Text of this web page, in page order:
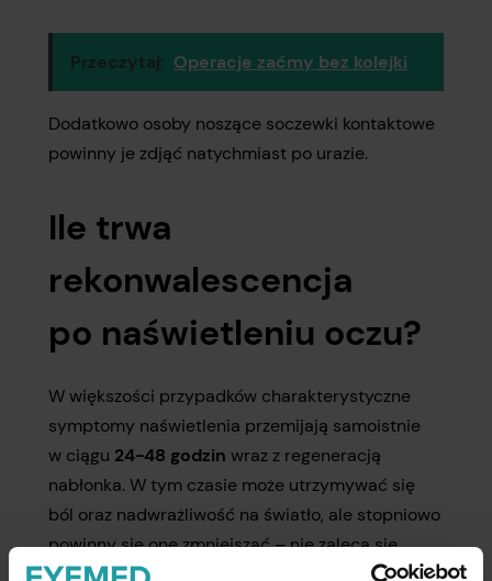
Przeczytaj: Operacje zaćmy bez kolejki
Dodatkowo osoby noszące soczewki kontaktowe
powinny je zdjąć natychmiast po urazie.
Ile trwa
rekonwalescencja
po naświetleniu oczu?
W większości przypadków charakterystyczne
symptomy naświetlenia przemijają samoistnie
w ciągu 24-48 godzin wraz z regeneracją
nabłonka. W tym czasie może utrzymywać się
ból oraz nadwrażliwość na światło, ale stopniowo
powinny się one zmniejszać – nie zaleca się
jednak stosować kropli przeciwbólowych